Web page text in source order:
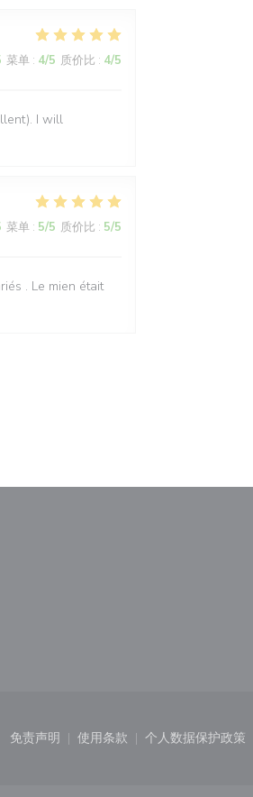
菜单 : 4/5 质价比 : 4/5
I will
菜单 : 5/5 质价比 : 5/5
. Le mien était
窗口中打开))
((在新窗口中打开))
免责声明
((在新窗口中打开))
使用条款
((在新窗口中打开))
个人数据保护政策
((在新窗